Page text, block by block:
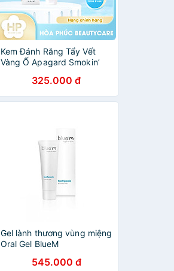
Kem Đánh Răng Tẩy Vết
Vàng Ố Apagard Smokin’
325.000 đ
Gel lành thương vùng miệng
Oral Gel BlueM
545.000 đ